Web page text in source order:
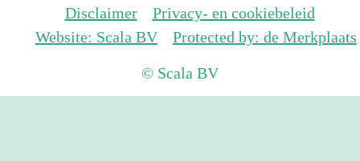
Disclaimer
Privacy- en cookiebeleid
Website: Scala BV
Protected by: de Merkplaats
© Scala BV